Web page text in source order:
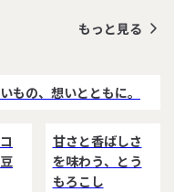
もっと見る
もの、想いとともに。
甘さと香ばしさ
を味わう、とう
もろこし